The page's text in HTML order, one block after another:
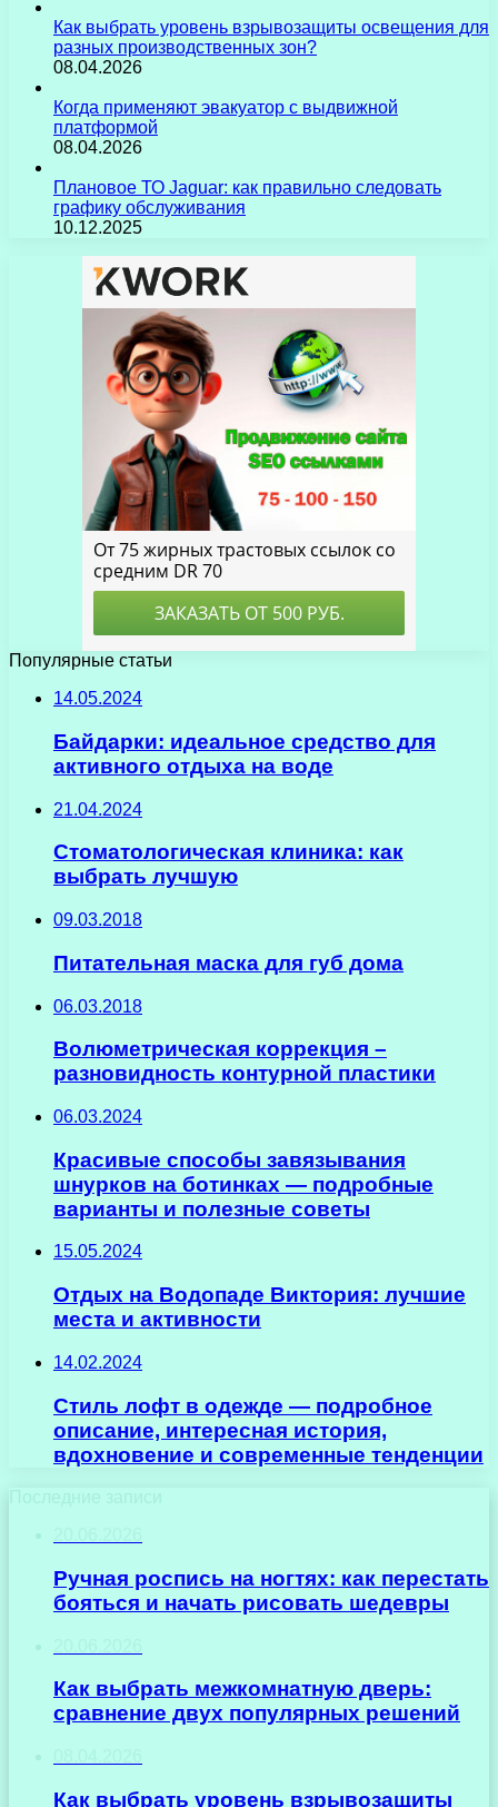
Как выбрать уровень взрывозащиты освещения для
разных производственных зон?
08.04.2026
Когда применяют эвакуатор с выдвижной
платформой
08.04.2026
Плановое ТО Jaguar: как правильно следовать
графику обслуживания
10.12.2025
Популярные статьи
14.05.2024
Байдарки: идеальное средство для
активного отдыха на воде
21.04.2024
Стоматологическая клиника: как
выбрать лучшую
09.03.2018
Питательная маска для губ дома
06.03.2018
Волюметрическая коррекция –
разновидность контурной пластики
06.03.2024
Красивые способы завязывания
шнурков на ботинках — подробные
варианты и полезные советы
15.05.2024
Отдых на Водопаде Виктория: лучшие
места и активности
14.02.2024
Стиль лофт в одежде — подробное
описание, интересная история,
вдохновение и современные тенденции
Последние записи
Ручная роспись на ногтях: как перестать
бояться и начать рисовать шедевры
Как выбрать межкомнатную дверь:
сравнение двух популярных решений
Как выбрать уровень взрывозащиты